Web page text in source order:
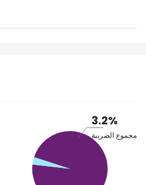
3.2%
مجموع الضريبة